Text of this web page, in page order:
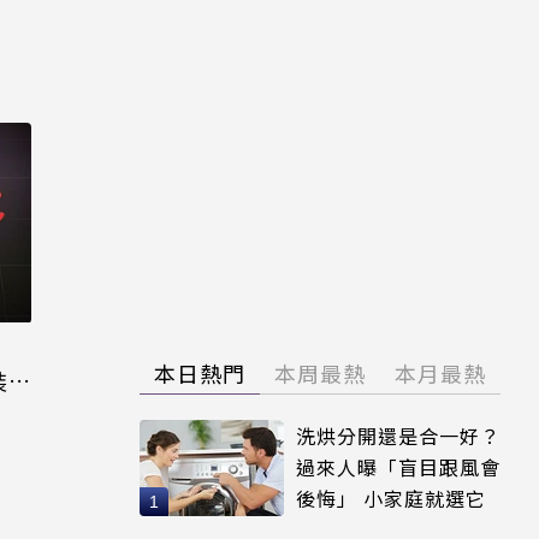
本日熱門 本周最熱 本月最熱
洗烘分開還是合一好？
過來人曝「盲目跟風會
後悔」 小家庭就選它